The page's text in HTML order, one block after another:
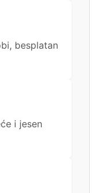
besplatan
i jesen